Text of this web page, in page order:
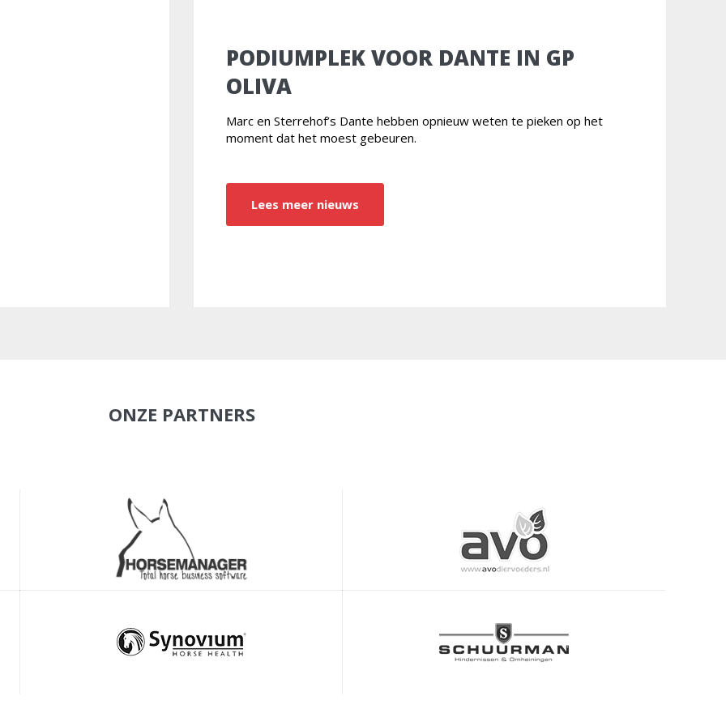
PODIUMPLEK VOOR DANTE IN GP
OLIVA
Marc en Sterrehof’s Dante hebben opnieuw weten te pieken op het
moment dat het moest gebeuren.
Lees meer nieuws
ONZE PARTNERS